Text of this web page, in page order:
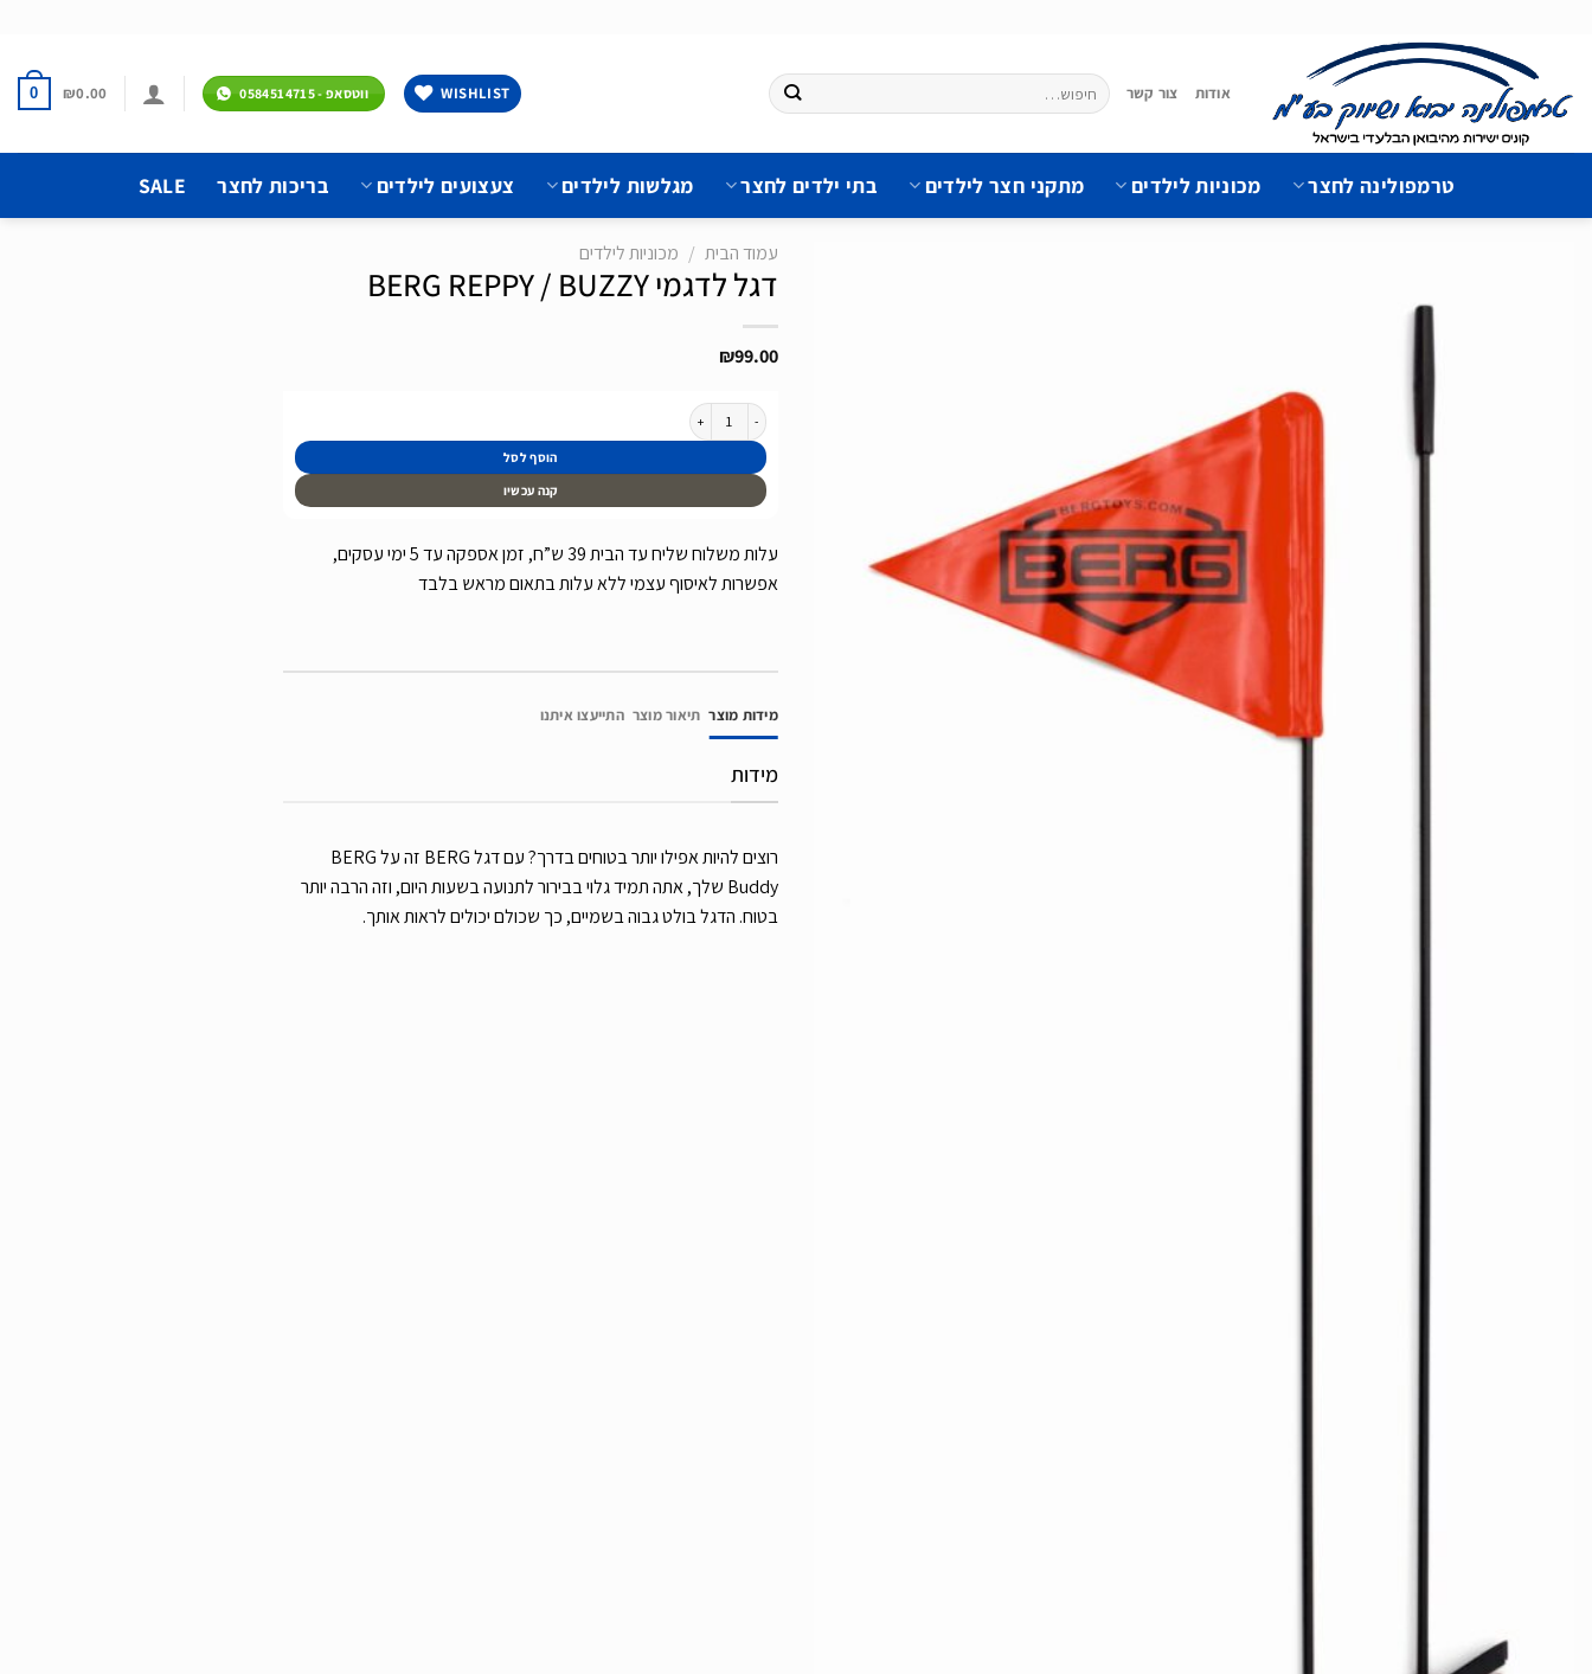
content
אודות צור קשר
חיפוש
עבור:
WISHLIST ווטסאפ - 0584514715 ₪0.00
0
טרמפולינה לחצר מכוניות לילדים מתקני חצר לילדים בתי ילדים לחצר מגלשות לילדים צעצועים לילדים בריכות לחצר SALE
עמוד הבית / מכוניות לילדים
דגל לדגמי BERG REPPY / BUZZY
₪99.00
כמות של דגל לדגמי BERG REPPY / BUZZY
הוסף לסל
קנה עכשיו
עלות משלוח שליח עד הבית 39 ש”ח, זמן אספקה עד 5 ימי עסקים,
אפשרות לאיסוף עצמי ללא עלות בתאום מראש בלבד
מידות מוצר תיאור מוצר התייעצו איתנו
מידות
רוצים להיות אפילו יותר בטוחים בדרך? עם דגל BERG זה על BERG
Buddy שלך, אתה תמיד גלוי בבירור לתנועה בשעות היום, וזה הרבה יותר
בטוח. הדגל בולט גבוה בשמיים, כך שכולם יכולים לראות אותך.